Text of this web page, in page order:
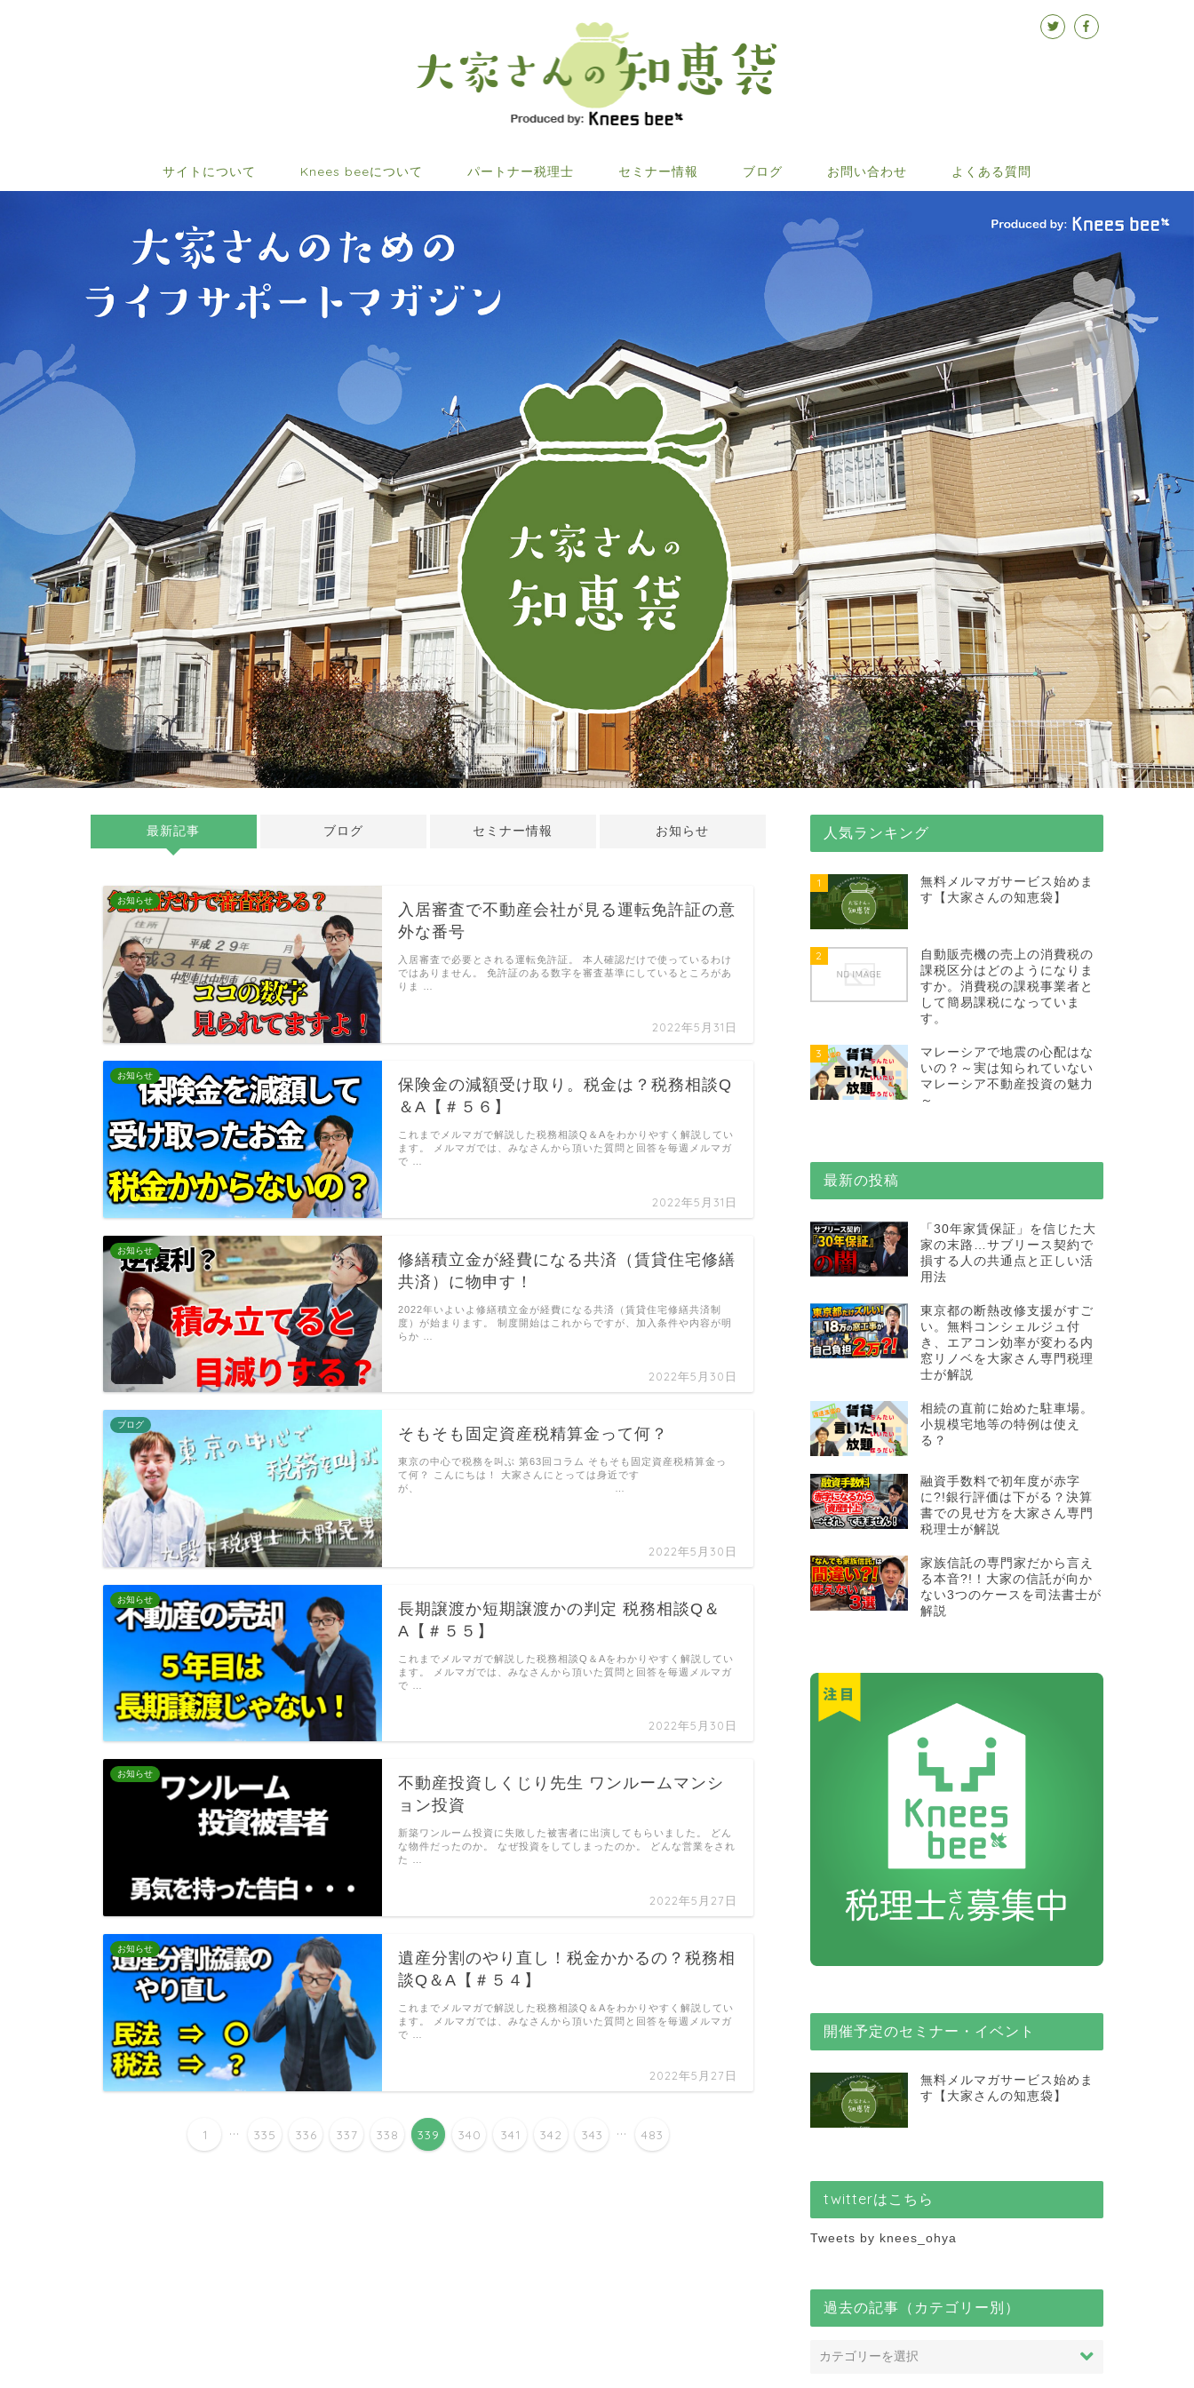
サイトについて Knees beeについて パートナー税理士 セミナー情報 ブログ お問い合わせ よくある質問
最新記事 ブログ セミナー情報 お知らせ
お知らせ
入居審査で不動産会社が見る運転免許証の意
外な番号
2022年5月31日
入居審査で必要とされる運転免許証。 本人確認だけで使っているわけ
ではありません。 免許証のある数字を審査基準にしているところがあ
りま …
お知らせ
保険金の減額受け取り。税金は？税務相談Q
＆A【＃５６】
2022年5月31日
これまでメルマガで解説した税務相談Q＆Aをわかりやすく解説してい
ます。 メルマガでは、みなさんから頂いた質問と回答を毎週メルマガ
で …
お知らせ
修繕積立金が経費になる共済（賃貸住宅修繕
共済）に物申す！
2022年5月30日
2022年いよいよ修繕積立金が経費になる共済（賃貸住宅修繕共済制
度）が始まります。 制度開始はこれからですが、加入条件や内容が明
らか …
ブログ
そもそも固定資産税精算金って何？
2022年5月30日
東京の中心で税務を叫ぶ 第63回コラム そもそも固定資産税精算金っ
て何？ こんにちは！ 大家さんにとっては身近です
が、 …
お知らせ
長期譲渡か短期譲渡かの判定 税務相談Q＆
A【＃５５】
2022年5月30日
これまでメルマガで解説した税務相談Q＆Aをわかりやすく解説してい
ます。 メルマガでは、みなさんから頂いた質問と回答を毎週メルマガ
で …
お知らせ
不動産投資しくじり先生 ワンルームマンシ
ョン投資
2022年5月27日
新築ワンルーム投資に失敗した被害者に出演してもらいました。 どん
な物件だったのか。 なぜ投資をしてしまったのか。 どんな営業をされ
た …
お知らせ
遺産分割のやり直し！税金かかるの？税務相
談Q＆A【＃５４】
2022年5月27日
これまでメルマガで解説した税務相談Q＆Aをわかりやすく解説してい
ます。 メルマガでは、みなさんから頂いた質問と回答を毎週メルマガ
で …
1 ... 335 336 337 338 339 340 341 342 343 ... 483
渡邊浩滋の賃貸言いた
かりやすくQ＆A方式で
ブログ
誰が建てたか
マ …
ブログ
合同会社の意
東京の中心で税務を叫
は、 合同会社は「出資
舗装も精算機
渡邊浩滋の賃貸言いた
かりやすくQ＆A方式で
ブログ
は、住みやすさという
貸駐車場に小
人気ランキング
1
無料メルマガサービス始めま
す【大家さんの知恵袋】
2
自動販売機の売上の消費税の
課税区分はどのようになりま
すか。消費税の課税事業者と
して簡易課税になっていま
す。
3
マレーシアで地震の心配はな
いの？～実は知られていない
マレーシア不動産投資の魅力
～
最新の投稿
「30年家賃保証」を信じた大
家の末路…サブリース契約で
損する人の共通点と正しい活
用法
東京都の断熱改修支援がすご
い。無料コンシェルジュ付
き、エアコン効率が変わる内
窓リノベを大家さん専門税理
士が解説
相続の直前に始めた駐車場。
小規模宅地等の特例は使え
る？
融資手数料で初年度が赤字
に?!銀行評価は下がる？決算
書での見せ方を大家さん専門
税理士が解説
家族信託の専門家だから言え
る本音?!！大家の信託が向か
ない3つのケースを司法書士が
解説
開催予定のセミナー・イベント
無料メルマガサービス始めま
す【大家さんの知恵袋】
twitterはこちら
Tweets by knees_ohya
過去の記事（カテゴリー別）